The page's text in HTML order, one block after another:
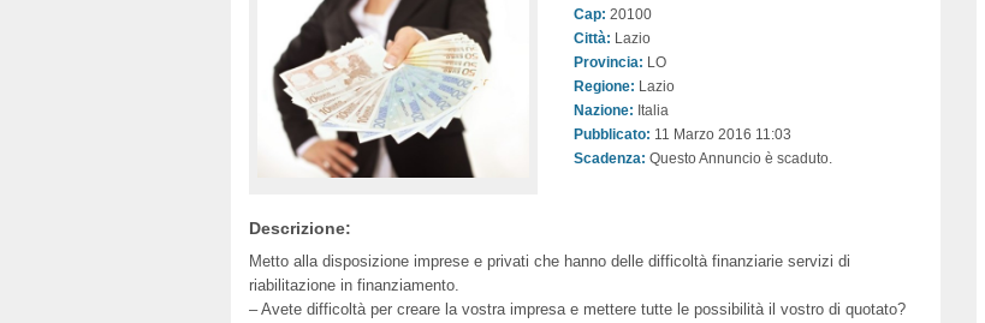
Cap: 20100
Città: Lazio
Provincia: LO
Regione: Lazio
Nazione: Italia
Pubblicato: 11 Marzo 2016 11:03
Scadenza: Questo Annuncio è scaduto.
Descrizione:
Metto alla disposizione imprese e privati che hanno delle difficoltà finanziarie servizi di
riabilitazione in finanziamento.
– Avete difficoltà per creare la vostra impresa e mettere tutte le possibilità il vostro di quotato?